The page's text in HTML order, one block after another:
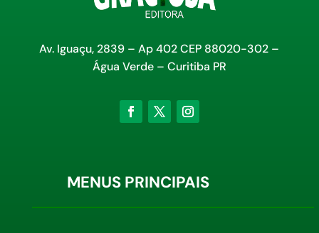
Av. Iguaçu, 2839 – Ap 402 CEP 88020-302 –
Água Verde – Curitiba PR
MENUS PRINCIPAIS